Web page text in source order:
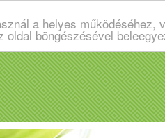
a helyes
oldal böngészésével